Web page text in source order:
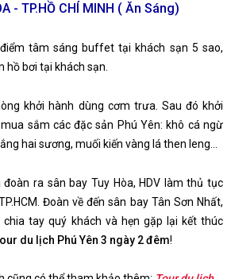
- TP.HỒ CHÍ MINH ( Ăn Sáng)
tâm sáng buffet tại khách sạn 5 sao,
hồ bơi tại khách sạn.
khởi hành dùng cơm trưa. Sau đó khởi
sắm các đặc sản Phú Yên: khô cá ngừ
hai sương, muối kiến vàng lá then leng…
đoàn ra sân bay Tuy Hòa, HDV làm thủ tục
Đoàn về đến sân bay Tân Sơn Nhất,
chia tay quý khách và hẹn gặp lại kết thúc
du lịch Phú Yên 3 ngày 2 đêm!